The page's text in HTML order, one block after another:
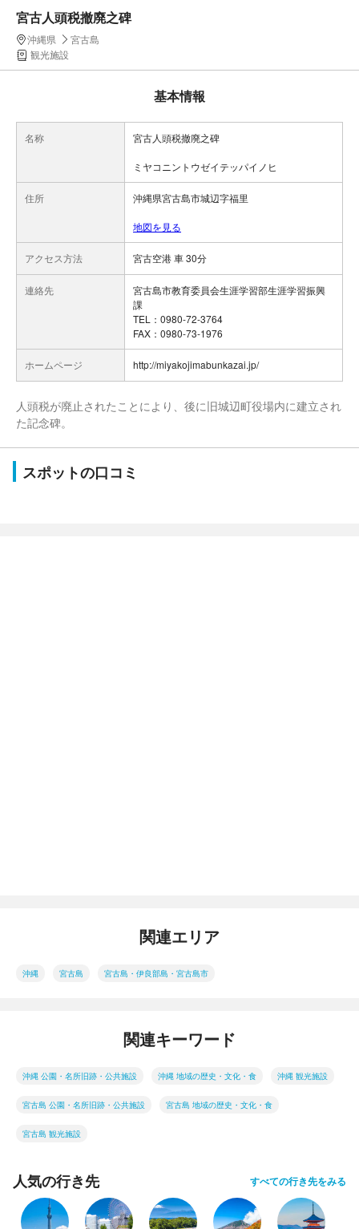
宮古人頭税撤廃之碑
沖縄県
宮古島
観光施設
基本情報
名称 宮古人頭税撤廃之碑
ミヤコニントウゼイテッパイノヒ
住所 沖縄県宮古島市城辺字福里
地図を見る
アクセス方法 宮古空港 車 30分
連絡先
宮古島市教育委員会生涯学習部生涯学習振興
課
TEL：0980-72-3764
FAX：0980-73-1976
ホームページ http://miyakojimabunkazai.jp/
人頭税が廃止されたことにより、後に旧城辺町役場内に建立され
た記念碑。
スポットの口コミ
関連エリア
沖縄 宮古島 宮古島・伊良部島・宮古島市
関連キーワード
沖縄 公園・名所旧跡・公共施設 沖縄 地域の歴史・文化・食 沖縄 観光施設
宮古島 公園・名所旧跡・公共施設 宮古島 地域の歴史・文化・食
宮古島 観光施設
人気の行き先 すべての行き先をみる